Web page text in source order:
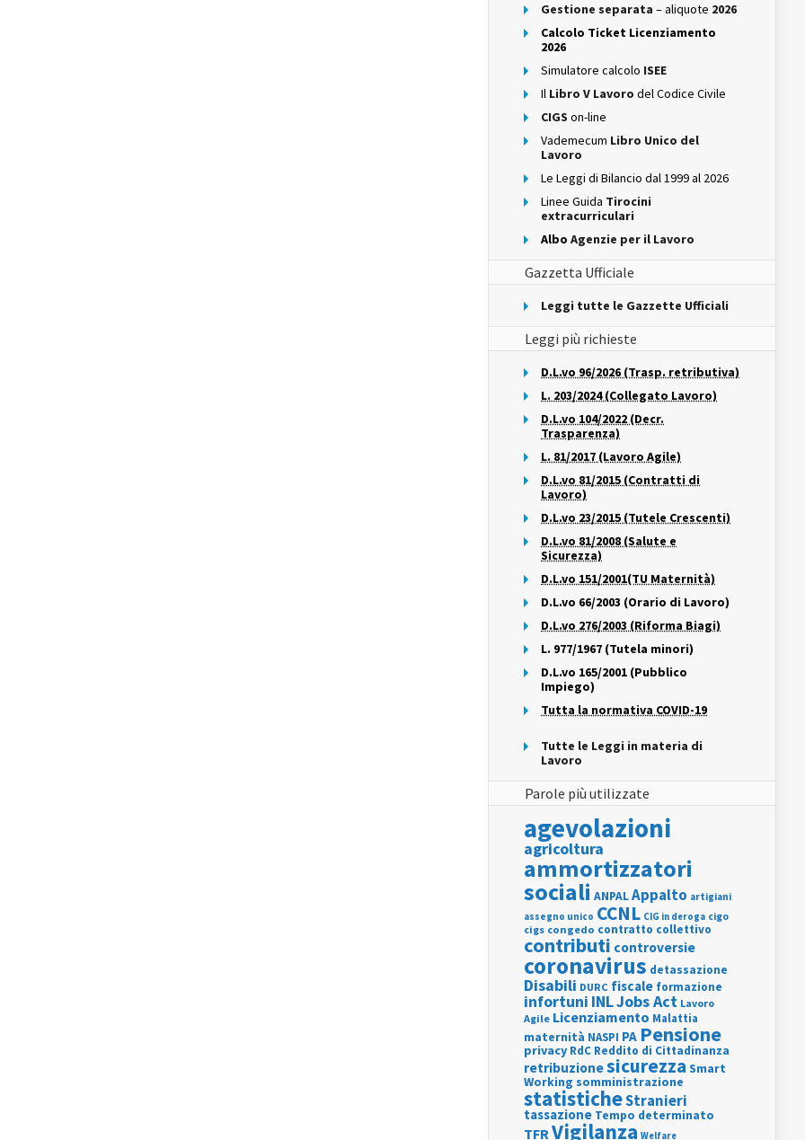
Gestione separata – aliquote 2026
Calcolo Ticket Licenziamento
2026
Simulatore calcolo ISEE
Il Libro V Lavoro del Codice Civile
CIGS on-line
Vademecum Libro Unico del
Lavoro
Le Leggi di Bilancio dal 1999 al 2026
Linee Guida Tirocini
extracurriculari
Albo Agenzie per il Lavoro
Gazzetta Ufficiale
Leggi tutte le Gazzette Ufficiali
Leggi più richieste
D.L.vo 96/2026 (Trasp. retributiva)
L. 203/2024 (Collegato Lavoro)
D.L.vo 104/2022 (Decr.
Trasparenza)
L. 81/2017 (Lavoro Agile)
D.L.vo 81/2015 (Contratti di
Lavoro)
D.L.vo 23/2015 (Tutele Crescenti)
D.L.vo 81/2008 (Salute e
Sicurezza)
D.L.vo 151/2001(TU Maternità)
D.L.vo 66/2003 (Orario di Lavoro)
D.L.vo 276/2003 (Riforma Biagi)
L. 977/1967 (Tutela minori)
D.L.vo 165/2001 (Pubblico
Impiego)
Tutta la normativa COVID-19
Tutte le Leggi in materia di
Lavoro
Parole più utilizzate
agevolazioni
agricoltura
ammortizzatori
sociali ANPALAppalto artigiani
assegno unico CCNL CIG in deroga cigo
cigs congedo contratto collettivo
contributi controversie
coronavirus detassazione
Disabili DURC fiscale formazione
infortuni INLJobs Act Lavoro
Agile Licenziamento Malattia
maternità NASPI PA Pensione
privacy RdC Reddito di Cittadinanza
retribuzionesicurezza Smart
Working somministrazione
statisticheStranieri
tassazione Tempo determinato
TFRVigilanza Welfare